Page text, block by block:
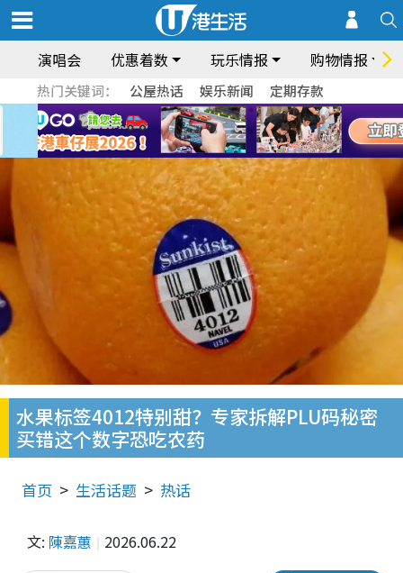
演唱会 优惠着数 玩乐情报 购物情报
热门关键词： 公屋热话 娱乐新闻 定期存款
水果标签4012特别甜？专家拆解PLU码秘密
买错这个数字恐吃农药
首页 生活话题 热话
文: 陳嘉蕙 2026.06.22